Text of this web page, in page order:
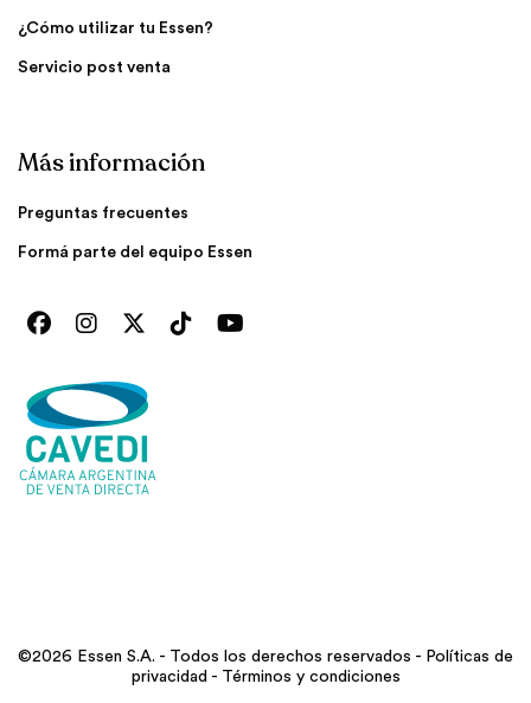
¿Cómo utilizar tu Essen?
Servicio post venta
Más información
Preguntas frecuentes
Formá parte del equipo Essen
©2026 Essen S.A. - Todos los derechos reservados - Políticas de
privacidad - Términos y condiciones